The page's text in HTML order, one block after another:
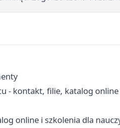
- kontakt, filie, katalog online
online i szkolenia dla